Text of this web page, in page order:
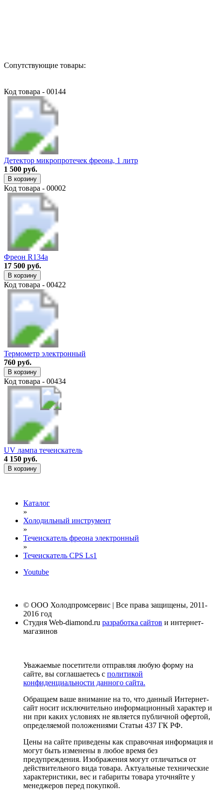
Сопутствующие товары:
Код товара - 00144
Детектор микропротечек фреона, 1 литр
1 500 руб.
В корзину
Код товара - 00002
Фреон R134a
17 500 руб.
В корзину
Код товара - 00422
Термометр электронный
760 руб.
В корзину
Код товара - 00434
UV лампа течеискатель
4 150 руб.
В корзину
Каталог
»
Холодильный инструмент
»
Течеискатель фреона электронный
»
Течеискатель CPS Ls1
Youtube
© ООО Холодпромсервис | Все права защищены, 2011-
2016 год
Студия Web-diamond.ru разработка сайтов и интернет-
магазинов
Уважаемые посетители отправляя любую форму на
сайте, вы соглашаетесь с политикой
конфиденциальности данного сайта.
Обращаем ваше внимание на то, что данный Интернет-
сайт носит исключительно информационный характер и
ни при каких условиях не является публичной офертой,
определяемой положениями Статьи 437 ГК РФ.
Цены на сайте приведены как справочная информация и
могут быть изменены в любое время без
предупреждения. Изображения могут отличаться от
действительного вида товара. Актуальные технические
характеристики, вес и габариты товара уточняйте у
менеджеров перед покупкой.